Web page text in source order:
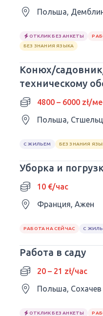
Польша,
ОТКЛИК БЕЗ АНКЕТЫ
БЕЗ ЗНАНИЯ ЯЗЫКА
Конюх/
техническому
4800 – 6000 zł/
Польша,
С ЖИЛЬЕМ БЕЗ ЗНАНИЯ
Уборка и
10 €/час
Франция, Ажен
РАБОТА НА СЕЙЧАС С
Работа в саду
20 – 21 zł/час
Польша, Сохачев
ОТКЛИК БЕЗ АНКЕТЫ